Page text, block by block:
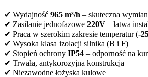
✔ Wydajność 965 m³/h – skuteczna
✔ Zasilanie jednofazowe 220V – łatwa
✔ Praca w szerokim zakresie temperatur (-
✔ Wysoka klasa izolacji silnika (B i F)
✔ Stopień ochrony IP54 – odporność na
✔ Trwała, antykorozyjna konstrukcja
✔ Niezawodne łożyska kulowe